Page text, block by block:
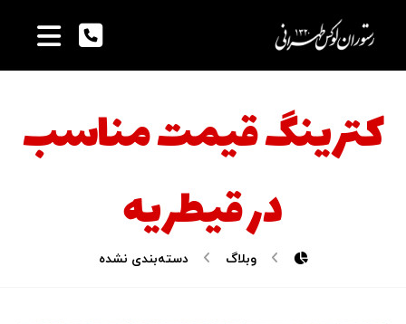
کترینگ قیمت مناسب
در قیطریه
وبلاگ دسته‌بندی نشده